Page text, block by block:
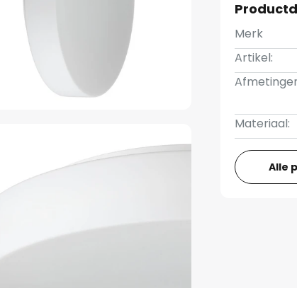
Merk
Artikel:
Materiaal:
Alle